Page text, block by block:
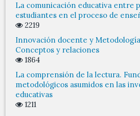
La comunicación educativa entre
estudiantes en el proceso de
2219
Innovación docente y
Conceptos y relaciones
1864
La comprensión de la lectura.
metodológicos asumidos en las
educativas
1211